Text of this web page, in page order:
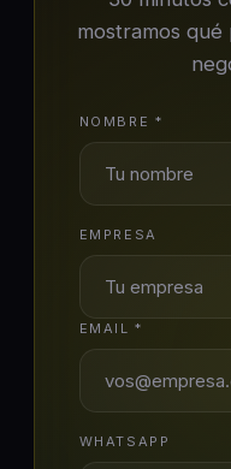
mostramos
NOMBRE *
EMPRESA
EMAIL *
WHATSAPP